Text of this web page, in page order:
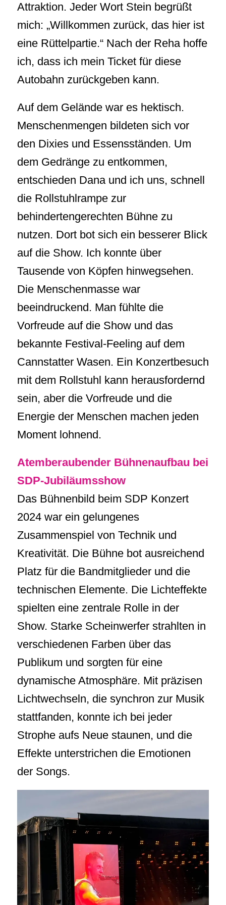
Attraktion. Jeder Wort Stein begrüßt
mich: „Willkommen zurück, das hier ist
eine Rüttelpartie.“ Nach der Reha hoffe
ich, dass ich mein Ticket für diese
Autobahn zurückgeben kann.
Auf dem Gelände war es hektisch.
Menschenmengen bildeten sich vor
den Dixies und Essensständen. Um
dem Gedränge zu entkommen,
entschieden Dana und ich uns, schnell
die Rollstuhlrampe zur
behindertengerechten Bühne zu
nutzen. Dort bot sich ein besserer Blick
auf die Show. Ich konnte über
Tausende von Köpfen hinwegsehen.
Die Menschenmasse war
beeindruckend. Man fühlte die
Vorfreude auf die Show und das
bekannte Festival-Feeling auf dem
Cannstatter Wasen. Ein Konzertbesuch
mit dem Rollstuhl kann herausfordernd
sein, aber die Vorfreude und die
Energie der Menschen machen jeden
Moment lohnend.
Atemberaubender Bühnenaufbau bei
SDP-Jubiläumsshow
Das Bühnenbild beim SDP Konzert
2024 war ein gelungenes
Zusammenspiel von Technik und
Kreativität. Die Bühne bot ausreichend
Platz für die Bandmitglieder und die
technischen Elemente. Die Lichteffekte
spielten eine zentrale Rolle in der
Show. Starke Scheinwerfer strahlten in
verschiedenen Farben über das
Publikum und sorgten für eine
dynamische Atmosphäre. Mit präzisen
Lichtwechseln, die synchron zur Musik
stattfanden, konnte ich bei jeder
Strophe aufs Neue staunen, und die
Effekte unterstrichen die Emotionen
der Songs.